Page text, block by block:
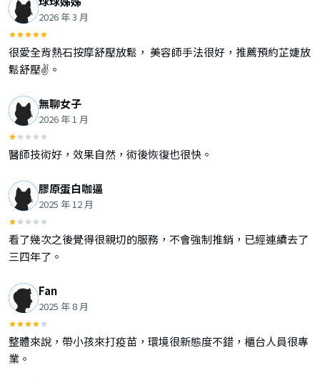
2026 年 3 月
很愛全背熱石按摩舒壓放鬆， 美容師手法很好，推薦預約芷婕放
鬆舒壓✌️。
無聊女子
2026 年 1 月
醫師技術好，效果自然，術後恢復也很快。
膠原蛋白咖逼
2025 年 12 月
看了幾次之後覺得很親切的服務，不會強制推銷，已經連續去了
三四年了。
Fan
2025 年 8 月
整體來說，帶小孩來打疫苗，環境很新態度不錯，櫃台人員很專
業。